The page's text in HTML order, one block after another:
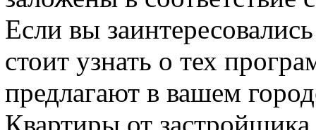
Если вы
стоит узнать о тех
предлагают в вашем
Квартиры от